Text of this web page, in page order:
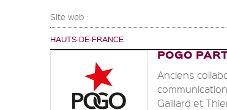
Site web :
HAUTS-DE-FRANCE
POGO
Anciens
Gaillard et